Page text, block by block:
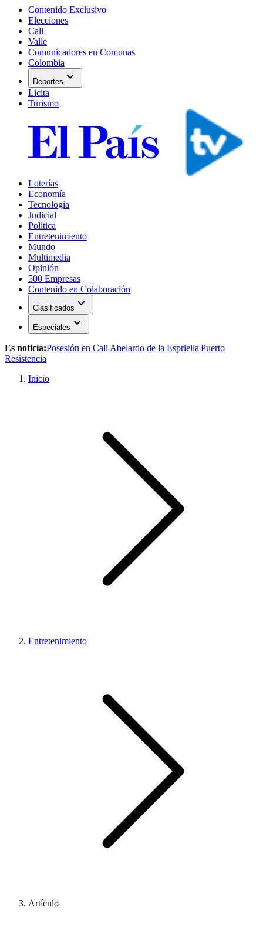
Contenido Exclusivo
Elecciones
Cali
Valle
Comunicadores en Comunas
Colombia
Deportes expand_more
Licita
Turismo
Loterías
Economía
Tecnología
Judicial
Política
Entretenimiento
Mundo
Multimedia
Opinión
500 Empresas
Contenido en Colaboración
Clasificados expand_more
Especiales expand_more
Es noticia:Posesión en Cali|Abelardo de la Espriella|Puerto
Resistencia
Inicio
Entretenimiento
Artículo